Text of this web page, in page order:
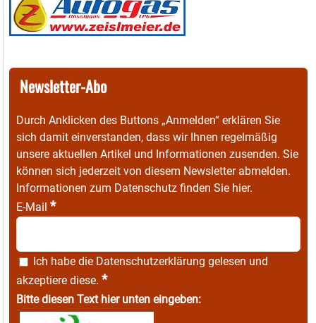
Newsletter-Abo
Durch Anklicken des Buttons „Anmelden“ erklären Sie
sich damit einverstanden, dass wir Ihnen regelmäßig
unsere aktuellen Artikel und Informationen zusenden. Sie
können sich jederzeit von diesem Newsletter abmelden.
Informationen zum Datenschutz finden Sie hier.
E-Mail *
Ich habe die Datenschutzerklärung gelesen und
akzeptiere diese. *
Bitte diesen Text hier unten eingeben: